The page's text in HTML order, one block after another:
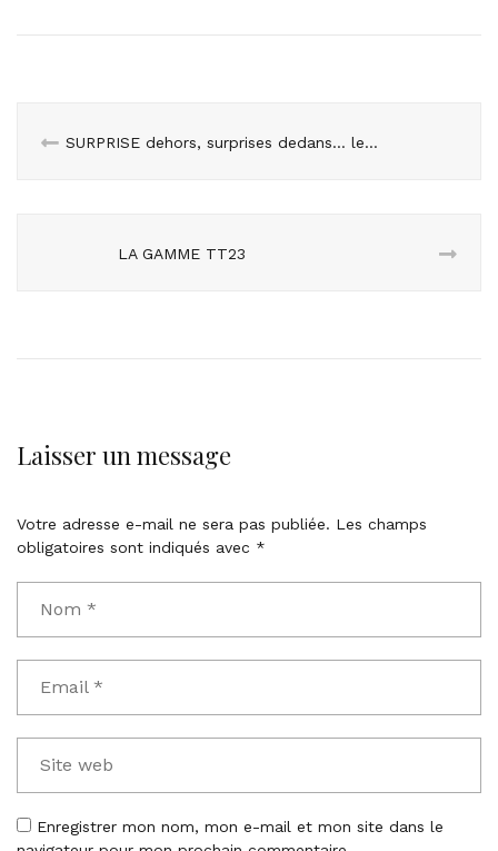
SURPRISE dehors, surprises dedans… le feu sublimé selon RÜEGG
LA GAMME TT23
Laisser un message
Votre adresse e-mail ne sera pas publiée. Les champs
obligatoires sont indiqués avec *
Enregistrer mon nom, mon e-mail et mon site dans le